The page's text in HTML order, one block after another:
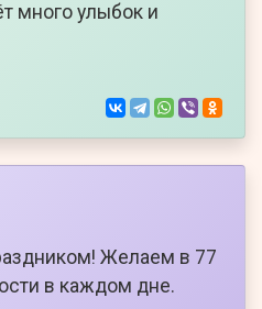
много улыбок и
Желаем в 77
в каждом дне.